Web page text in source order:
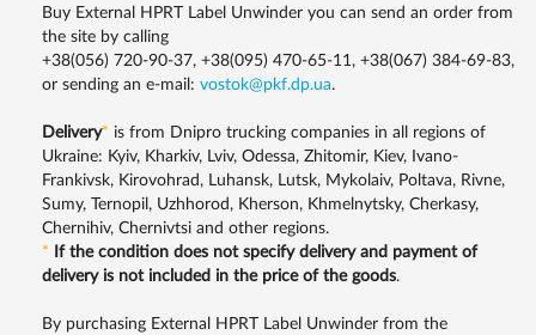
Buy External HPRT Label Unwinder you can send an order from
the site by calling
+38(056) 720-90-37, +38(095) 470-65-11, +38(067) 384-69-83,
or sending an e-mail: vostok@pkf.dp.ua.
Delivery* is from Dnipro trucking companies in all regions of
Ukraine: Kyiv, Kharkiv, Lviv, Odessa, Zhitomir, Kiev, Ivano-
Frankivsk, Kirovohrad, Luhansk, Lutsk, Mykolaiv, Poltava, Rivne,
Sumy, Ternopil, Uzhhorod, Kherson, Khmelnytsky, Cherkasy,
Chernihiv, Chernivtsi and other regions.
*
If the condition does not specify delivery and payment of
delivery is not included in the price of the goods.
By purchasing External HPRT Label Unwinder from the